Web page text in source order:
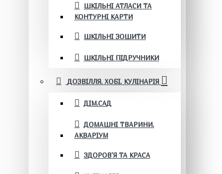
ШКІЛЬНІ АТЛАСИ ТА
КОНТУРНІ КАРТИ
ШКІЛЬНІ ЗОШИТИ
ШКІЛЬНІ ПІДРУЧНИКИ
ДОЗВІЛЛЯ. ХОБІ. КУЛІНАРІЯ
ДІМ.САД
ДОМАШНІ ТВАРИНИ.
АКВАРІУМ
ЗДОРОВ'Я ТА КРАСА